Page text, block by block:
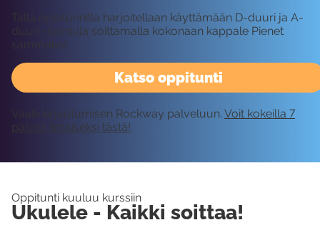
Katso oppitunti
Tällä oppitunnilla harjoitellaan käyttämään D-duuri ja A-
duuri -sointuja soittamalla kokonaan kappale Pienet
sammakot.
Vaatii kirjautumisen Rockway palveluun. Voit kokeilla 7
päivää ilmaiseksi tästä!
Oppitunti kuuluu kurssiin
Ukulele - Kaikki soittaa!